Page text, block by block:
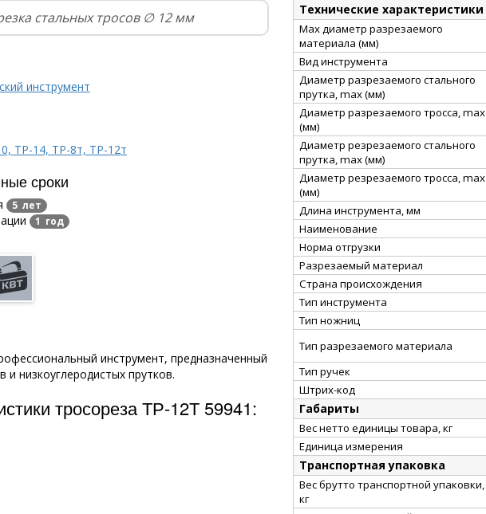
стальных тросов ∅ 12 мм
инструмент
ТР-14, ТР-8т, ТР-12т
сроки
5 лет
1 год
инструмент, предназначенный
и низкоуглеродистых прутков.
тросореза ТР-12Т 59941:
Технические характеристики
Max диаметр разрезаемого
материала (мм)
Вид инструмента
Диаметр разрезаемого стального
прутка, max (мм)
Диаметр разрезаемого тросса, max
(мм)
Диаметр резрезаемого стального
прутка, max (мм)
Диаметр резрезаемого тросса, max
(мм)
Длина инструмента, мм
Наименование
Норма отгрузки
Разрезаемый материал
Страна происхождения
Тип инструмента
Тип ножниц
Тип разрезаемого материала
Тип ручек
Штрих-код
Габариты
Вес нетто единицы товара, кг
Единица измерения
Транспортная упаковка
Вес брутто транспортной упаковки,
кг